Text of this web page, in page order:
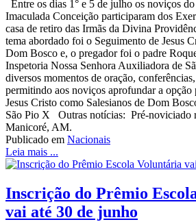
Entre os dias 1° e 5 de julho os noviços
Imaculada Conceição participaram dos
casa de retiro das Irmãs da Divina
tema abordado foi o Seguimento de Jesus
Dom Bosco e, o pregador foi o padre
Inspetoria Nossa Senhora Auxiliadora de
diversos momentos de oração,
permitindo aos noviços aprofundar a opção
Jesus Cristo como Salesianos de Dom
São Pio X Outras notícias: Pré-noviciado
Manicoré, AM.
Publicado em Nacionais
Leia mais ...
Inscrição do Prêmio
vai até 30 de junho